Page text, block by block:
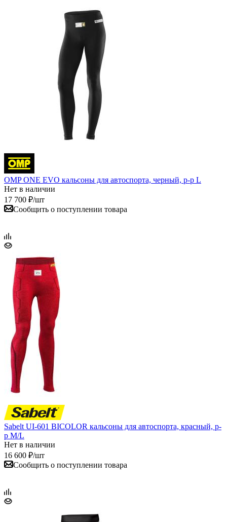
OMP ONE EVO кальсоны для автоспорта, черный, р-р L
Нет в наличии
17 700 ₽/шт
Сообщить о поступлении товара
Sabelt UI-601 BICOLOR кальсоны для автоспорта, красный, р-
р M/L
Нет в наличии
16 600 ₽/шт
Сообщить о поступлении товара